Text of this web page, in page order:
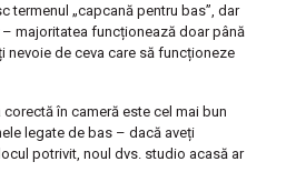
termenul „capcană pentru bas”, dar
majoritatea funcționează doar până
nevoie de ceva care să funcționeze
în cameră este cel mai bun
legate de bas – dacă aveți
potrivit, noul dvs. studio acasă ar